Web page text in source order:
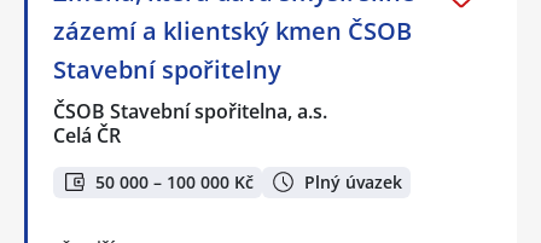
zázemí a klientský kmen ČSOB
Stavební spořitelny
ČSOB Stavební spořitelna, a.s.
Celá ČR
50 000 – 100 000 Kč Plný úvazek